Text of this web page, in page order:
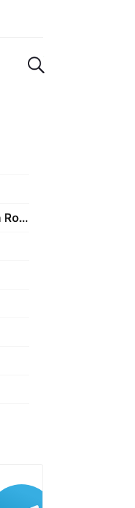
Поиск по сайту
Подтверждение возраста Roblox